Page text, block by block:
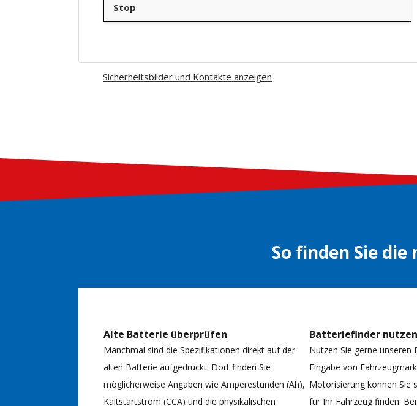
Stop
Sicherheitsbilder und Kontakte anzeigen
So finden Sie
Alte Batterie überprüfen
Manchmal sind die Spezifikationen direkt auf der
alten Batterie aufgedruckt. Dort finden Sie
möglicherweise Angaben wie Amperestunden (Ah),
Kaltstartstrom (CCA) und die physikalischen
Batteriefinder nutzen
Nutzen Sie gerne unseren
Eingabe von
Motorisierung können Sie
für Ihr Fahrzeug finden.